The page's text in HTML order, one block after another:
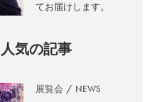
てお届けします。
人気の記事
展覧会 NEWS